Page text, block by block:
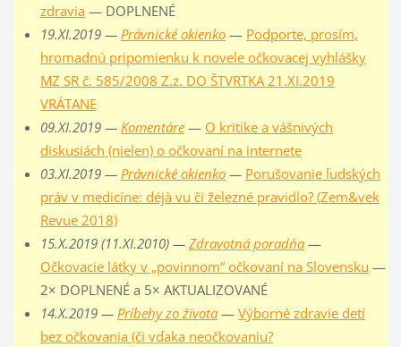
zdravia — DOPLNENÉ
19.XI.2019 — Právnické okienko— Podporte, prosím,
hromadnú pripomienku k novele očkovacej vyhlášky
MZ SR č. 585/2008 Z.z. DO ŠTVRTKA 21.XI.2019
VRÁTANE
09.XI.2019 — Komentáre— O kritike a vášnivých
diskusiách (nielen) o očkovaní na internete
03.XI.2019 — Právnické okienko— Porušovanie ľudských
práv v medicíne: déjà vu či železné pravidlo? (Zem&vek
Revue 2018)
15.X.2019 (11.XI.2010) — Zdravotná poradňa—
Očkovacie látky v „povinnom“ očkovaní na Slovensku —
2× DOPLNENÉ a 5× AKTUALIZOVANÉ
14.X.2019 — Príbehy zo života— Výborné zdravie detí
bez očkovania (či vďaka neočkovaniu?